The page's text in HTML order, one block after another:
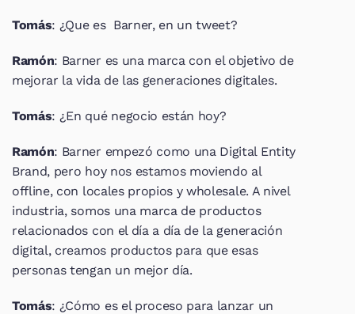
Tomás: ¿Que es  Barner, en un tweet?
Ramón: Barner es una marca con el objetivo de
mejorar la vida de las generaciones digitales.
Tomás: ¿En qué negocio están hoy?
Ramón: Barner empezó como una Digital Entity
Brand, pero hoy nos estamos moviendo al
offline, con locales propios y wholesale. A nivel
industria, somos una marca de productos
relacionados con el día a día de la generación
digital, creamos productos para que esas
personas tengan un mejor día.
Tomás: ¿Cómo es el proceso para lanzar un